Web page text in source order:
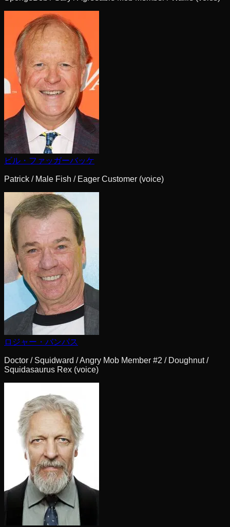
ビル・ファッガーバッケ
Patrick / Male Fish / Eager Customer (voice)
ロジャー・バンパス
Doctor / Squidward / Angry Mob Member #2 / Doughnut /
Squidasaurus Rex (voice)